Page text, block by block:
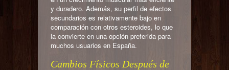
y duradero. Además, su perfil de efectos
secundarios es relativamente bajo en
comparación con otros esteroides, lo que
la convierte en una opción preferida para
muchos usuarios en España.
Cambios Físicos Después de